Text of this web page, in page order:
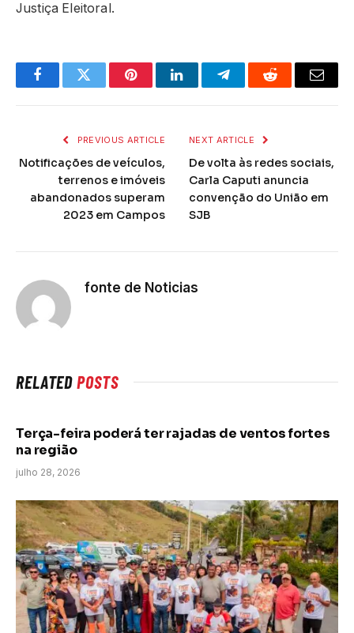
Justiça Eleitoral.
FacebookTwitter PinterestLinkedInTelegramReddit Email
PREVIOUS ARTICLE
Notificações de veículos,
terrenos e imóveis
abandonados superam
2023 em Campos
NEXT ARTICLE
De volta às redes sociais,
Carla Caputi anuncia
convenção do União em
SJB
fonte de Noticias
RELATEDPOSTS
Terça-feira poderá ter rajadas de ventos fortes
na região
julho 28, 2026